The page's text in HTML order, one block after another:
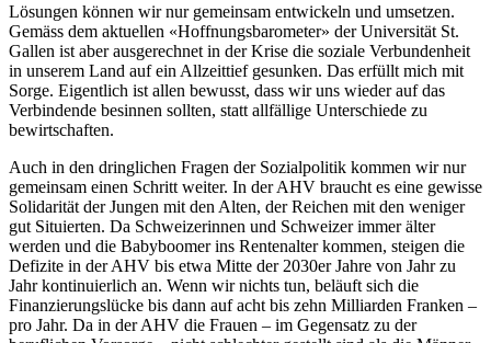
Lösungen können wir nur gemeinsam entwickeln und umsetzen.
Gemäss dem aktuellen «Hoffnungsbarometer» der Universität St.
Gallen ist aber ausgerechnet in der Krise die soziale Verbundenheit
in unserem Land auf ein Allzeittief gesunken. Das erfüllt mich mit
Sorge. Eigentlich ist allen bewusst, dass wir uns wieder auf das
Verbindende besinnen sollten, statt allfällige Unterschiede zu
bewirtschaften.
Auch in den dringlichen Fragen der Sozialpolitik kommen wir nur
gemeinsam einen Schritt weiter. In der AHV braucht es eine gewisse
Solidarität der Jungen mit den Alten, der Reichen mit den weniger
gut Situierten. Da Schweizerinnen und Schweizer immer älter
werden und die Babyboomer ins Rentenalter kommen, steigen die
Defizite in der AHV bis etwa Mitte der 2030er Jahre von Jahr zu
Jahr kontinuierlich an. Wenn wir nichts tun, beläuft sich die
Finanzierungslücke bis dann auf acht bis zehn Milliarden Franken –
pro Jahr. Da in der AHV die Frauen – im Gegensatz zu der